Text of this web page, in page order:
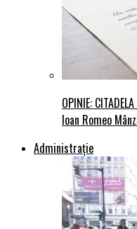
OPINIE:
Ioan Romeo
Administraţie